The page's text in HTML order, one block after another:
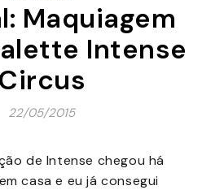
Maquiagem
Intense
Circus
22/05/2015
de Intense chegou há
casa e eu já consegui